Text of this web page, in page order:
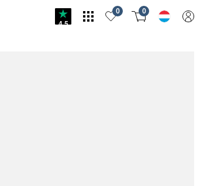
4.5
0 0